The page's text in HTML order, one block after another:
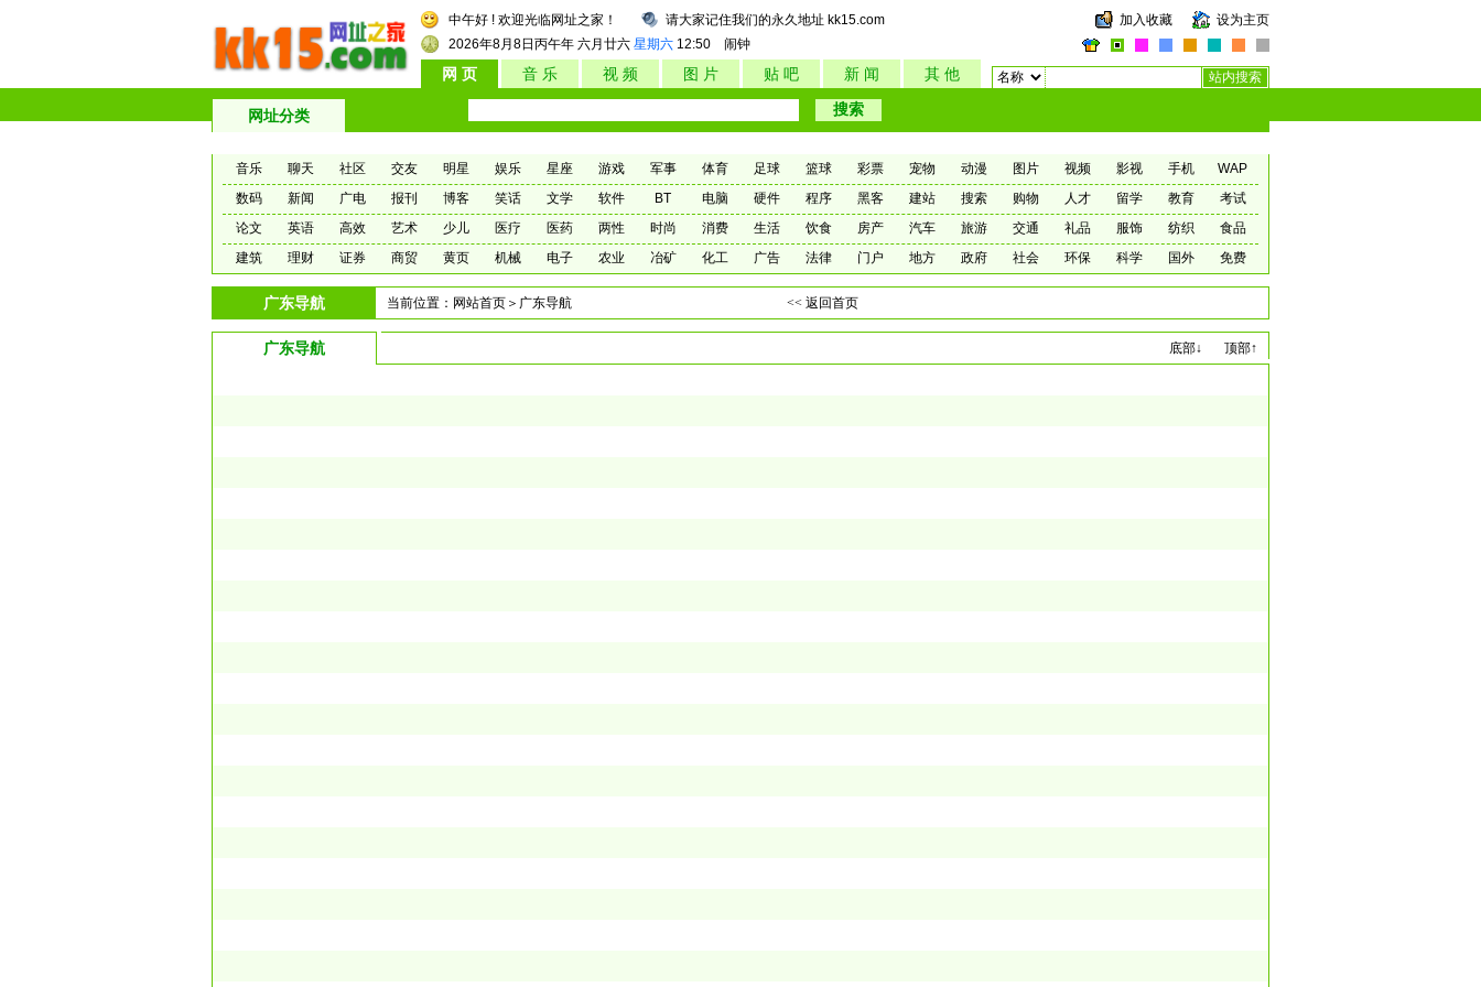
设为主页
加入收藏
请大家记住我们的永久地址 kk15.com
中午好 ! 欢迎光临网址之家！
2026年8月8日 丙午年 六月廿六 星期六 12:50 闹钟
网 页 音 乐 视 频 图 片 贴 吧 新 闻 其 他
网址分类
音乐 聊天 社区 交友 明星 娱乐 星座 游戏 军事 体育 足球 篮球 彩票 宠物 动漫 图片 视频 影视 手机
WAP
数码
新闻 广电 报刊 博客 笑话 文学 软件 BT 电脑 硬件 程序 黑客 建站 搜索 购物 人才 留学 教育
考试
论文
英语 高效 艺术 少儿 医疗 医药 两性 时尚 消费 生活 饮食 房产 汽车 旅游 交通 礼品 服饰 纺织
食品
建筑
理财 证券 商贸 黄页 机械 电子 农业 冶矿 化工 广告 法律 门户 地方 政府 社会 环保 科学 国外 免费
广东导航 当前位置： 网站首页 ＞广东导航 << 返回首页
广东导航 底部↓ 顶部↑